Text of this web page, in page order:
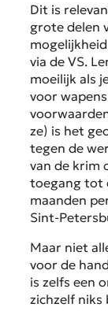
Dit is
grote delen
via de VS.
moeilijk als
voor
ze) is het
tegen de
van de krim
toegang tot
maanden
Sint-
Maar niet
voor de
is zelfs een
zichzelf niks